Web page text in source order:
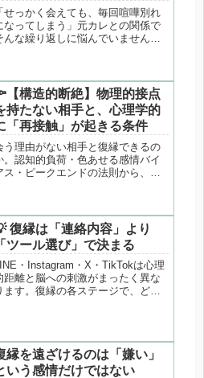
「せっかく会えても、毎回喧嘩別れ
なってしまう」元カレとの関係で
んな繰り返しに悩んでいません
にならずに関わるための具体的な
法を解説します。
【構造的断絶】物理的接点
持たない相手と、心理学的
「再接触」が起きる条件
う理由がない相手と復縁できるの
。認知的負荷・色あせる感情バイ
ス・ピークエンドの法則から、再
復縁は「連絡内容」より
「ツール選び」で決まる
・Instagram・X・TikTokは心理
距離と脳への刺激がまったく異な
ます。復縁の各ステージで、どの
縁を遠ざけるのは「嫌い」
いう感情だけではない